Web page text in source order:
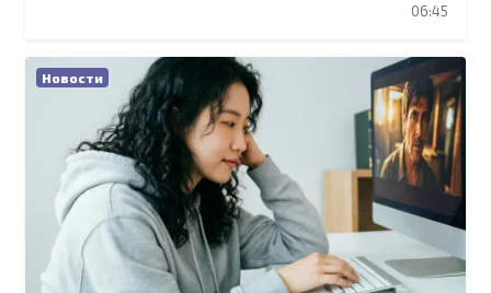
06:45
Новости